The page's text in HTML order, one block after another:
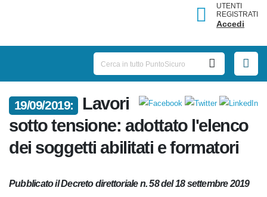
UTENTI
REGISTRATI
Accedi
19/09/2019:
Lavori sotto tensione: adottato
l'elenco dei soggetti abilitati e
formatori